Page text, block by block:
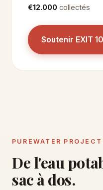
€12.000 collectés
Soutenir EXIT 10
PUREWATER PROJECT
De l'eau
sac à dos.